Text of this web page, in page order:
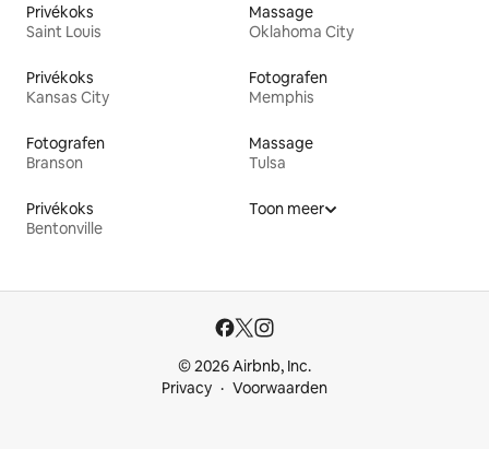
Privékoks
Saint Louis
Massage
Oklahoma City
Privékoks
Kansas City
Fotografen
Memphis
Fotografen
Branson
Massage
Tulsa
Privékoks
Bentonville
Toon meer
© 2026 Airbnb, Inc.
Privacy
Voorwaarden